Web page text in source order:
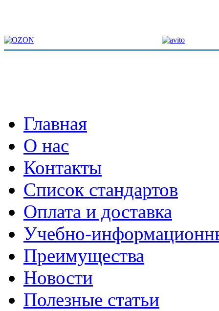
Главная
О нас
Контакты
Список стандартов
Оплата и доставка
Учебно-
Преимущества
Новости
Полезные статьи